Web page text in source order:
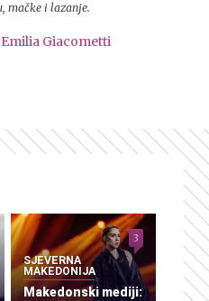
mačke i lazanje.
Emilia Giacometti
SJEVERNA
MAKEDONIJA
Makedonski mediji:
3